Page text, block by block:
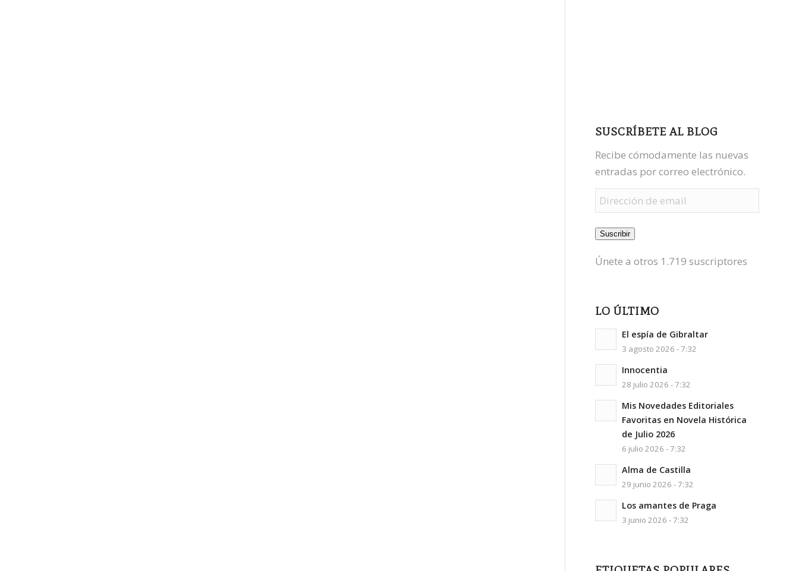
SUSCRÍBETE AL BLOG
Recibe cómodamente las nuevas
entradas por correo electrónico.
Dirección
de
email
Suscribir
Únete a otros 1.719 suscriptores
LO ÚLTIMO
El espía de Gibraltar
3 agosto 2026 - 7:32
Innocentia
28 julio 2026 - 7:32
Mis Novedades Editoriales
Favoritas en Novela Histórica
de Julio 2026
6 julio 2026 - 7:32
Alma de Castilla
29 junio 2026 - 7:32
Los amantes de Praga
3 junio 2026 - 7:32